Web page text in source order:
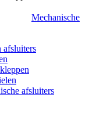
Mechanische
afsluiters
afsluiters